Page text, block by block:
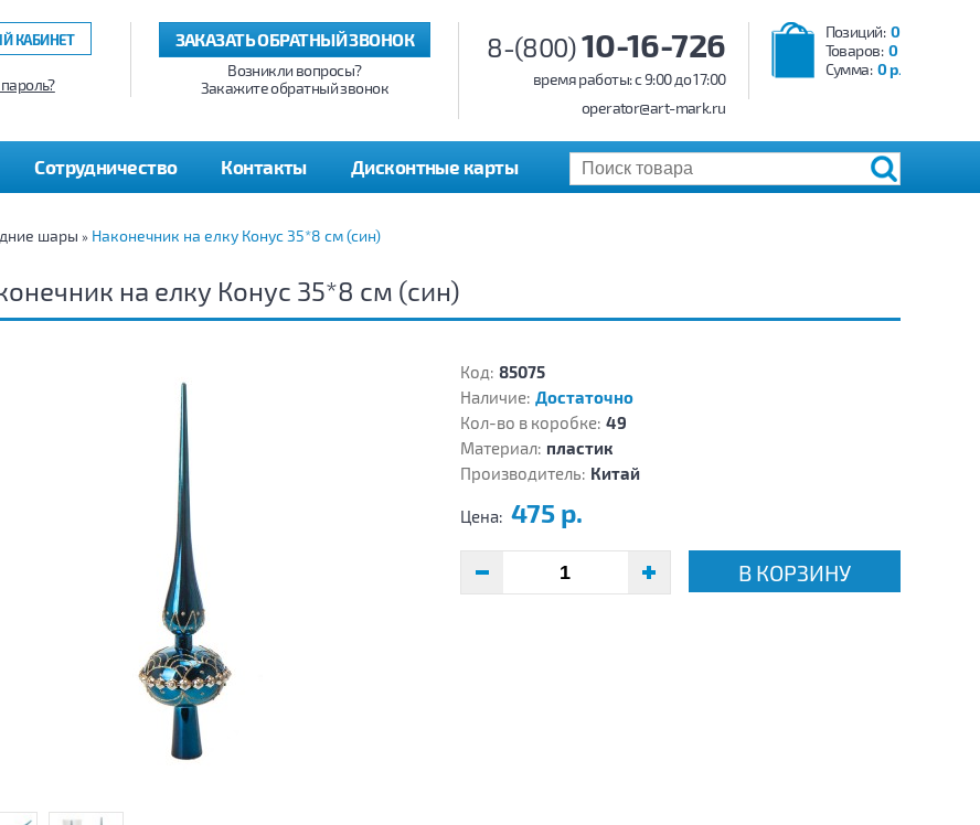
Позиций: 0
Товаров: 0
Сумма: 0 р.
8-(800)10-16-726
время работы: c 9:00 до 17:00
operator@art-mark.ru
ЗАКАЗАТЬ ОБРАТНЫЙ ЗВОНОК
Возникли вопросы?
Закажите обратный звонок
КАБИНЕТ
Сотрудничество Контакты Дисконтные карты
шары » Наконечник на елку Конус 35*8 см (син)
на елку Конус 35*8 см (син)
Код: 85075
Наличие: Достаточно
Кол-во в коробке: 49
Материал: пластик
Производитель: Китай
Цена: 475 р.
В КОРЗИНУ